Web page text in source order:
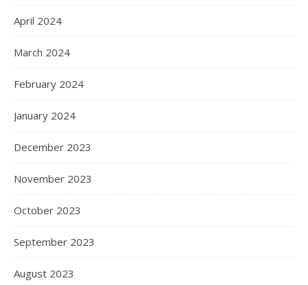
April 2024
March 2024
February 2024
January 2024
December 2023
November 2023
October 2023
September 2023
August 2023